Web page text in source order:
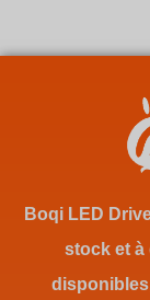
Boqi LED
stock et à